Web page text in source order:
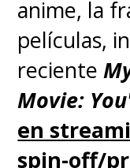
anime, la
películas,
reciente
Movie:
en
spin-off/